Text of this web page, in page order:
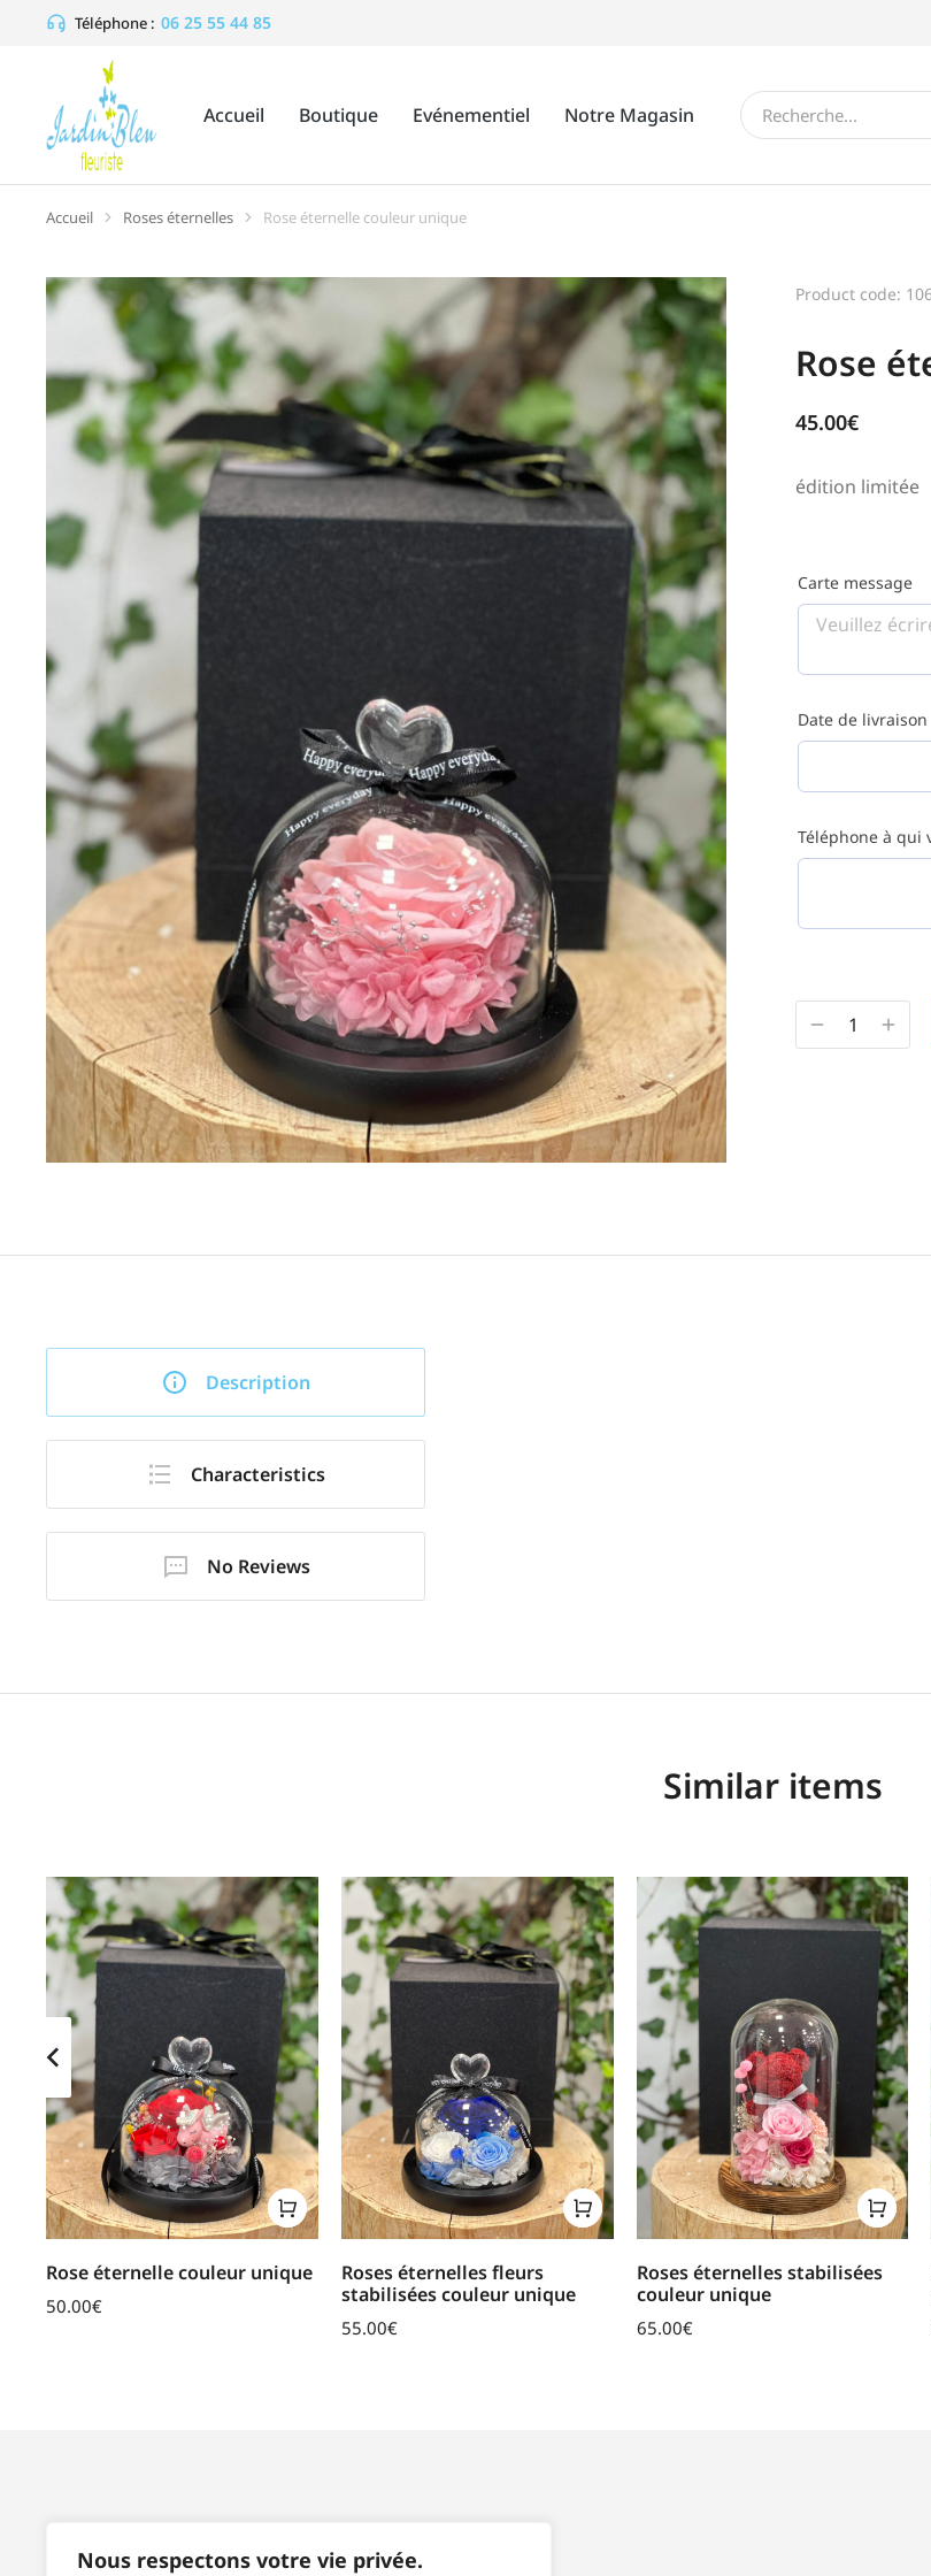
Nous respectons votre vie privée.
Téléphone : 06 25 55 44 85
Accueil Boutique Evénementiel Notre Magasin
Vous êtes ici :
Accueil Roses éternelles Rose éternelle couleur unique
Product code:
Rose
45.00€
édition limitée
Carte message
Date de livraison
Téléphone à qui
Description
Characteristics
No Reviews
Similar items
Rose éternelle couleur unique
50.00€
Roses éternelles fleurs
stabilisées couleur unique
55.00€
Roses éternelles stabilisées
couleur unique
65.00€